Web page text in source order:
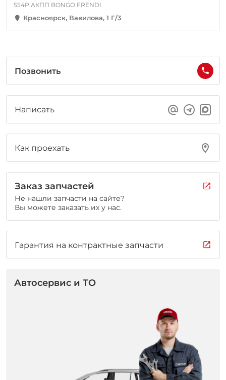
S54P АКПП BONGO FRENDI
Красноярск, Вавилова, 1 Г/3
Позвонить
Написать
Как проехать
Заказ запчастей
Не нашли запчасти на сайте?
Вы можете заказать их у нас.
Гарантия на контрактные запчасти
Автосервис и ТО